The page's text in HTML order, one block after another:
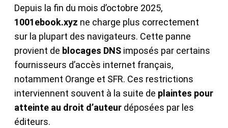
Depuis la fin du mois d’octobre 2025,
1001ebook.xyz ne charge plus correctement
sur la plupart des navigateurs. Cette panne
provient de blocages DNS imposés par certains
fournisseurs d’accès internet français,
notamment Orange et SFR. Ces restrictions
interviennent souvent à la suite de plaintes pour
atteinte au droit d’auteur déposées par les
éditeurs.